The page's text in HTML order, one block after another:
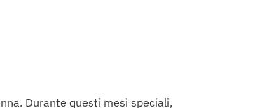
Durante questi mesi speciali,